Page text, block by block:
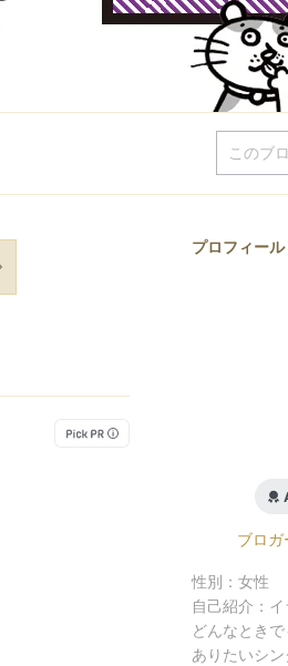
プロフィール
ブロ
性別： 女性
自己紹介：
どんなとき
ありたいシ